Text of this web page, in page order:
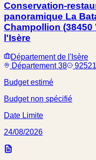
Conservation-
panoramique La
Champollion (38450
l'Isère
Département de l'Isère
Département 38
Budget estimé
Budget non spécifié
Date Limite
24/08/2026